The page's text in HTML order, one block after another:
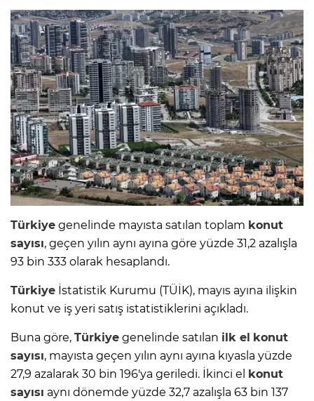
Türkiye genelinde mayısta satılan toplam konut
sayısı, geçen yılın aynı ayına göre yüzde 31,2 azalışla
93 bin 333 olarak hesaplandı.
Türkiye İstatistik Kurumu (TÜİK), mayıs ayına ilişkin
konut ve iş yeri satış istatistiklerini açıkladı.
Buna göre, Türkiye genelinde satılan ilk el konut
sayısı, mayısta geçen yılın aynı ayına kıyasla yüzde
27,9 azalarak 30 bin 196'ya geriledi. İkinci el konut
sayısı aynı dönemde yüzde 32,7 azalışla 63 bin 137